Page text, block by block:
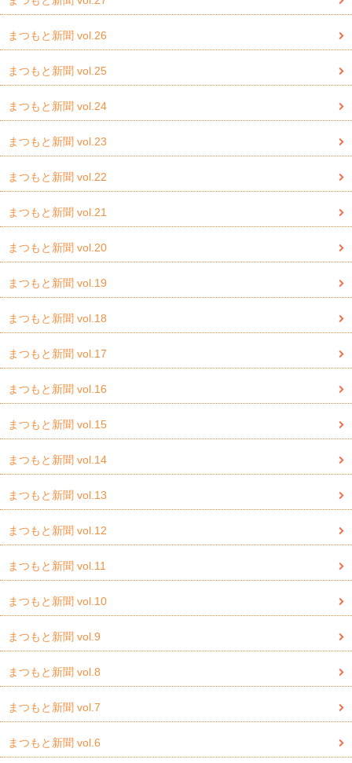
まつもと新聞 vol.26
まつもと新聞 vol.25
まつもと新聞 vol.24
まつもと新聞 vol.23
まつもと新聞 vol.22
まつもと新聞 vol.21
まつもと新聞 vol.20
まつもと新聞 vol.19
まつもと新聞 vol.18
まつもと新聞 vol.17
まつもと新聞 vol.16
まつもと新聞 vol.15
まつもと新聞 vol.14
まつもと新聞 vol.13
まつもと新聞 vol.12
まつもと新聞 vol.11
まつもと新聞 vol.10
まつもと新聞 vol.9
まつもと新聞 vol.8
まつもと新聞 vol.7
まつもと新聞 vol.6